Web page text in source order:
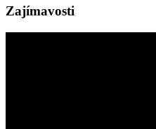
Zajímavosti